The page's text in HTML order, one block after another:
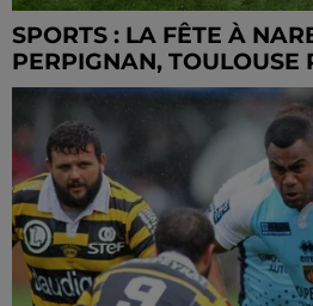
SPORTS : LA FÊTE À
PERPIGNAN, TOULOUSE